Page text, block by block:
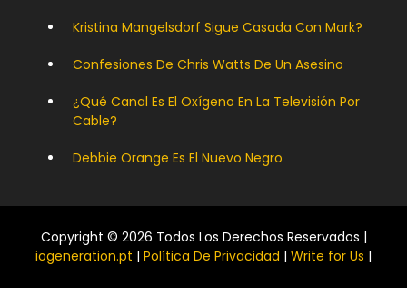
Kristina Mangelsdorf Sigue Casada Con Mark?
Confesiones De Chris Watts De Un Asesino
¿Qué Canal Es El Oxígeno En La Televisión Por
Cable?
Debbie Orange Es El Nuevo Negro
Copyright © 2026 Todos Los Derechos Reservados |
iogeneration.pt | Política De Privacidad | Write for Us |